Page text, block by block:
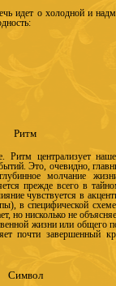
идет о холодной и
Ритм
Ритм централизует
Это, очевидно,
молчание
прежде всего в
чувствуется в
в специфической
но нисколько не
жизни или общего
почти завершенный
Символ